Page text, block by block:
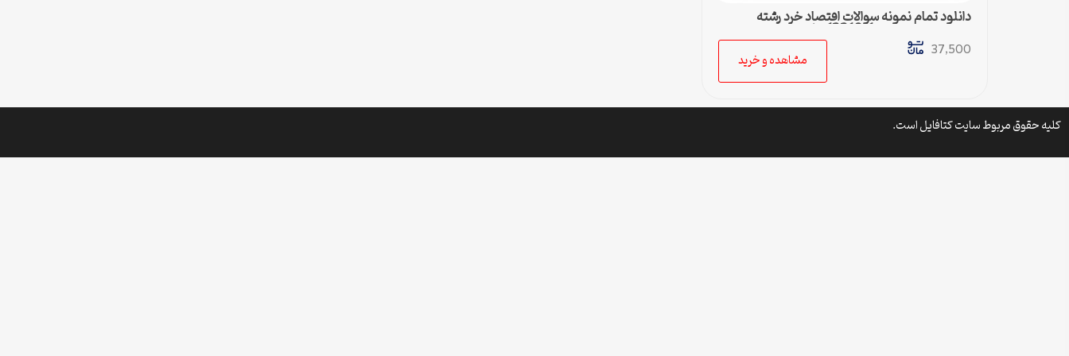
دانلود تمام نمونه سوالات اقتصاد خرد رشته
مدیریت صنعتی کد 1221011 پیام نور
37,500
مشاهده و خرید
کلیه حقوق مربوط سایت کتافایل است.